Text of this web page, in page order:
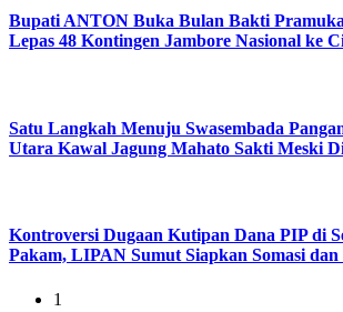
Bupati ANTON Buka Bulan Bakti
Lepas 48 Kontingen Jambore Nasional ke
Satu Langkah Menuju Swasembada
Utara Kawal Jagung Mahato Sakti Meski
Kontroversi Dugaan Kutipan Dana PIP di
Pakam, LIPAN Sumut Siapkan Somasi
1